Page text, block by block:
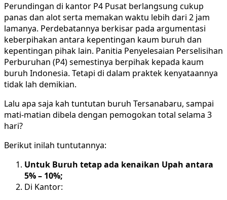
Perundingan di kantor P4 Pusat berlangsung cukup
panas dan alot serta memakan waktu lebih dari 2 jam
lamanya. Perdebatannya berkisar pada argumentasi
keberpihakan antara kepentingan kaum buruh dan
kepentingan pihak lain. Panitia Penyelesaian Perselisihan
Perburuhan (P4) semestinya berpihak kepada kaum
buruh Indonesia. Tetapi di dalam praktek kenyataannya
tidak lah demikian.
Lalu apa saja kah tuntutan buruh Tersanabaru, sampai
mati-matian dibela dengan pemogokan total selama 3
hari?
Berikut inilah tuntutannya:
Untuk Buruh tetap ada kenaikan Upah antara
5% – 10%;
Di Kantor: